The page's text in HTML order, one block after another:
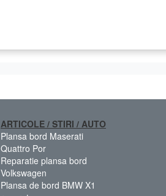
ARTICOLE / STIRI / AUTO
Plansa bord Maserati
Quattro Por
Reparatie plansa bord
Volkswagen
Plansa de bord BMW X1